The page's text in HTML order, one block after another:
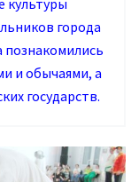
культуры
города
познакомились
и обычаями, а
государств.